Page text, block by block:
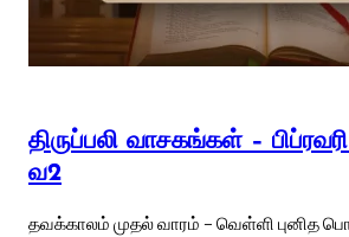
திருப்பலி வாசகங்கள் –
வ2
தவக்காலம் முதல் வாரம் – வெள்ளி புனித